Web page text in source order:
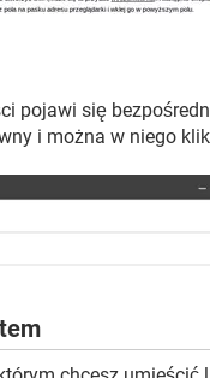
pojawi się
i można w niego